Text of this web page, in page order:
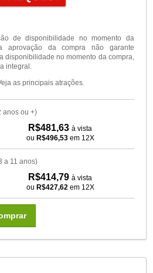
de disponibilidade no momento da
aprovação da compra não garante
disponibilidade no momento da compra,
integral.
as principais atrações.
anos ou +)
R$481,63à vista
ou R$496,53em 12X
a 11 anos)
R$414,79à vista
ou R$427,62em 12X